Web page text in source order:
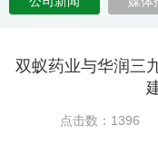
双蚁药业与华润三
点击数：1396